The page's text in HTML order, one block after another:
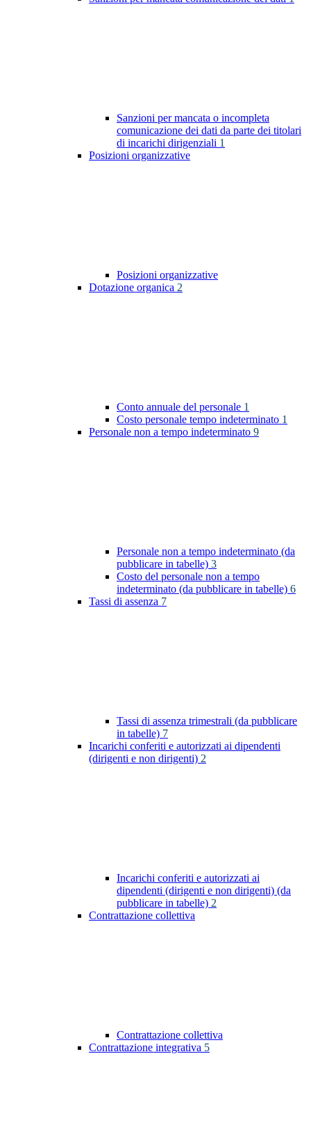
Sanzioni per mancata o incompleta
comunicazione dei dati da parte dei titolari
di incarichi dirigenziali 1
Posizioni organizzative
Posizioni organizzative
Dotazione organica 2
Conto annuale del personale 1
Costo personale tempo indeterminato 1
Personale non a tempo indeterminato 9
Personale non a tempo indeterminato (da
pubblicare in tabelle) 3
Costo del personale non a tempo
indeterminato (da pubblicare in tabelle) 6
Tassi di assenza 7
Tassi di assenza trimestrali (da pubblicare
in tabelle) 7
Incarichi conferiti e autorizzati ai dipendenti
(dirigenti e non dirigenti) 2
Incarichi conferiti e autorizzati ai
dipendenti (dirigenti e non dirigenti) (da
pubblicare in tabelle) 2
Contrattazione collettiva
Contrattazione collettiva
Contrattazione integrativa 5